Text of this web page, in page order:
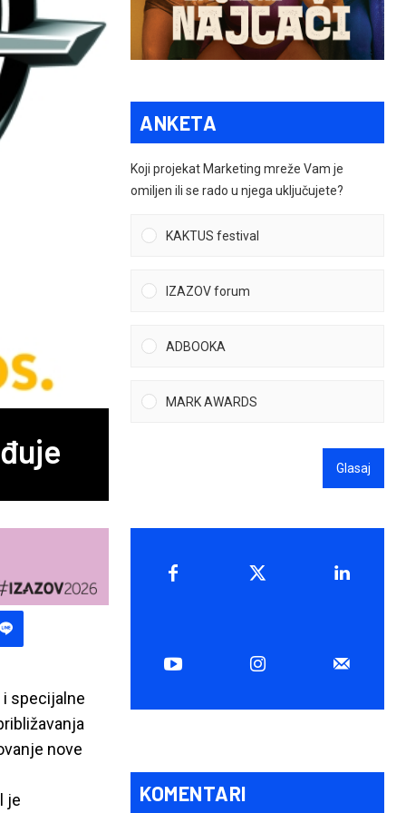
i specijalne
nove
je
ANKETA
Koji projekat Marketing mreže Vam je
omiljen ili se rado u njega uključujete?
KAKTUS festival
IZAZOV forum
ADBOOKA
MARK AWARDS
Glasaj
KOMENTARI